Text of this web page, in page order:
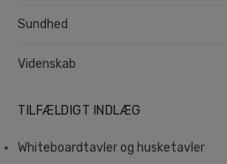
Sundhed
Videnskab
TILFÆLDIGT INDLÆG
Whiteboardtavler og husketavler